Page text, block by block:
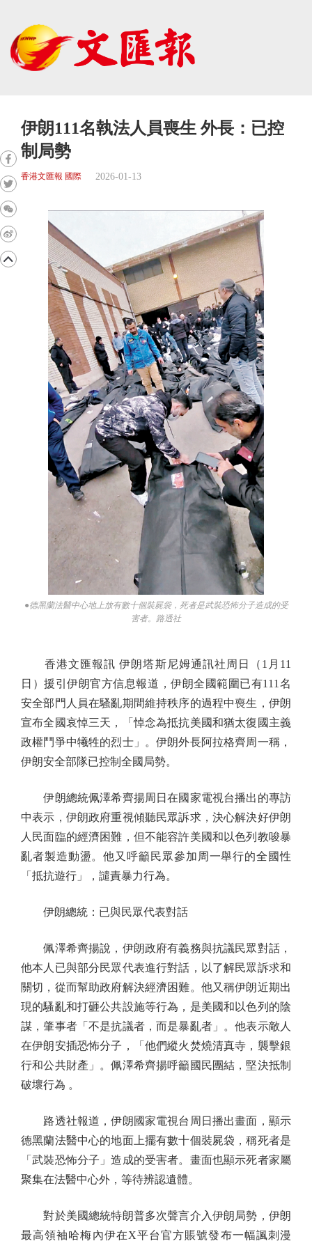
伊朗111名執法人員喪生 外長：已控
制局勢
香港文匯報 國際 2026-01-13
●德黑蘭法醫中心地上放有數十個裝屍袋，死者是武裝恐怖分子造成的受
害者。路透社
香港文匯報訊 伊朗塔斯尼姆通訊社周日（1月11
日）援引伊朗官方信息報道，伊朗全國範圍已有111名
安全部門人員在騷亂期間維持秩序的過程中喪生，伊朗
宣布全國哀悼三天，「悼念為抵抗美國和猶太復國主義
政權鬥爭中犧牲的烈士」。伊朗外長阿拉格齊周一稱，
伊朗安全部隊已控制全國局勢。
伊朗總統佩澤希齊揚周日在國家電視台播出的專訪
中表示，伊朗政府重視傾聽民眾訴求，決心解決好伊朗
人民面臨的經濟困難，但不能容許美國和以色列教唆暴
亂者製造動盪。他又呼籲民眾參加周一舉行的全國性
「抵抗遊行」，譴責暴力行為。
伊朗總統：已與民眾代表對話
佩澤希齊揚說，伊朗政府有義務與抗議民眾對話，
他本人已與部分民眾代表進行對話，以了解民眾訴求和
關切，從而幫助政府解決經濟困難。他又稱伊朗近期出
現的騷亂和打砸公共設施等行為，是美國和以色列的陰
謀，肇事者「不是抗議者，而是暴亂者」。他表示敵人
在伊朗安插恐怖分子，「他們縱火焚燒清真寺，襲擊銀
行和公共財產」。佩澤希齊揚呼籲國民團結，堅決抵制
破壞行為 。
路透社報道，伊朗國家電視台周日播出畫面，顯示
德黑蘭法醫中心的地面上擺有數十個裝屍袋，稱死者是
「武裝恐怖分子」造成的受害者。畫面也顯示死者家屬
聚集在法醫中心外，等待辨認遺體。
對於美國總統特朗普多次聲言介入伊朗局勢，伊朗
最高領袖哈梅內伊在X平台官方賬號發布一幅諷刺漫